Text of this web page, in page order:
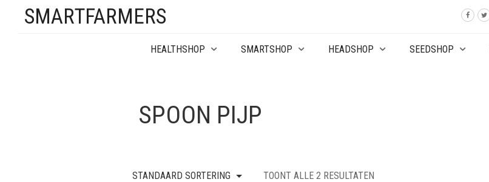
SMARTFARMERS
HEALTHSHOP SMARTSHOP HEADSHOP SEEDSHOP
SPOON PIJP
STANDAARD SORTERING TOONT ALLE 2 RESULTATEN